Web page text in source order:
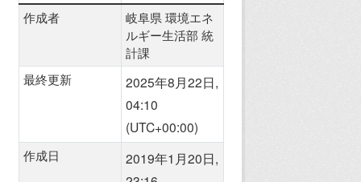
作成者
岐阜県 環境エネ
ルギー生活部 統
計課
最終更新
2025年8月22日,
04:10
(UTC+00:00)
作成日
2019年1月20日,